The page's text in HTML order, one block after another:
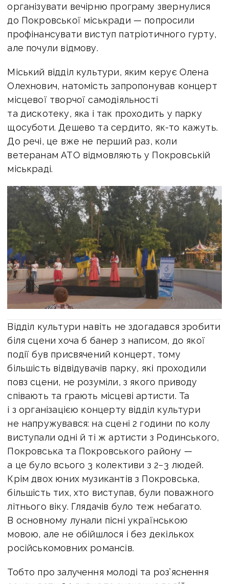
організувати вечірню програму звернулися
до Покровської міськради — попросили
профінансувати виступ патріотичного гурту,
але почули відмову.
Міський відділ культури, яким керує Олена
Олехнович, натомість запропонував концерт
місцевої творчої самодіяльності
та дискотеку, яка і так проходить у парку
щосуботи. Дешево та сердито, як-то кажуть.
До речі, це вже не перший раз, коли
ветеранам АТО відмовляють у Покровській
міськраді.
Відділ культури навіть не здогадався зробити
біля сцени хоча б банер з написом, до якої
події був присвячений концерт, тому
більшість відвідувачів парку, які проходили
повз сцени, не розуміли, з якого приводу
співають та грають місцеві артисти. Та
і з організацією концерту відділ культури
не напружувався: на сцені 2 години по колу
виступали одні й ті ж артисти з Родинського,
Покровська та Покровського району —
а це було всього 3 колективи з 2−3 людей.
Крім двох юних музикантів з Покровська,
більшість тих, хто виступав, були поважного
літнього віку. Глядачів було теж небагато.
В основному лунали пісні українською
мовою, але не обійшлося і без декількох
російськомовних романсів.
Тобто про залучення молоді та роз’яснення